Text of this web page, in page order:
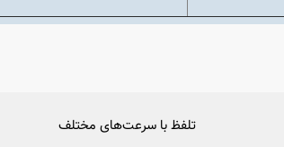
تلفظ با سرعت‌های مختلف